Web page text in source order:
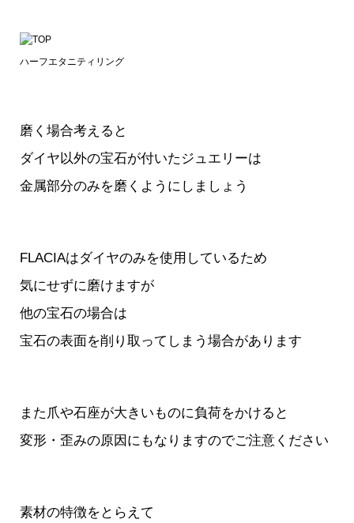
ハーフエタニティリング
磨く場合考えると
ダイヤ以外の宝石が付いたジュエリーは
金属部分のみを磨くようにしましょう
FLACIAはダイヤのみを使用しているため
気にせずに磨けますが
他の宝石の場合は
宝石の表面を削り取ってしまう場合があります
また爪や石座が大きいものに負荷をかけると
変形・歪みの原因にもなりますのでご注意ください
素材の特徴をとらえて